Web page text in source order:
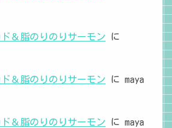
＆脂のりのりサーモン に
＆脂のりのりサーモン に maya
＆脂のりのりサーモン に maya